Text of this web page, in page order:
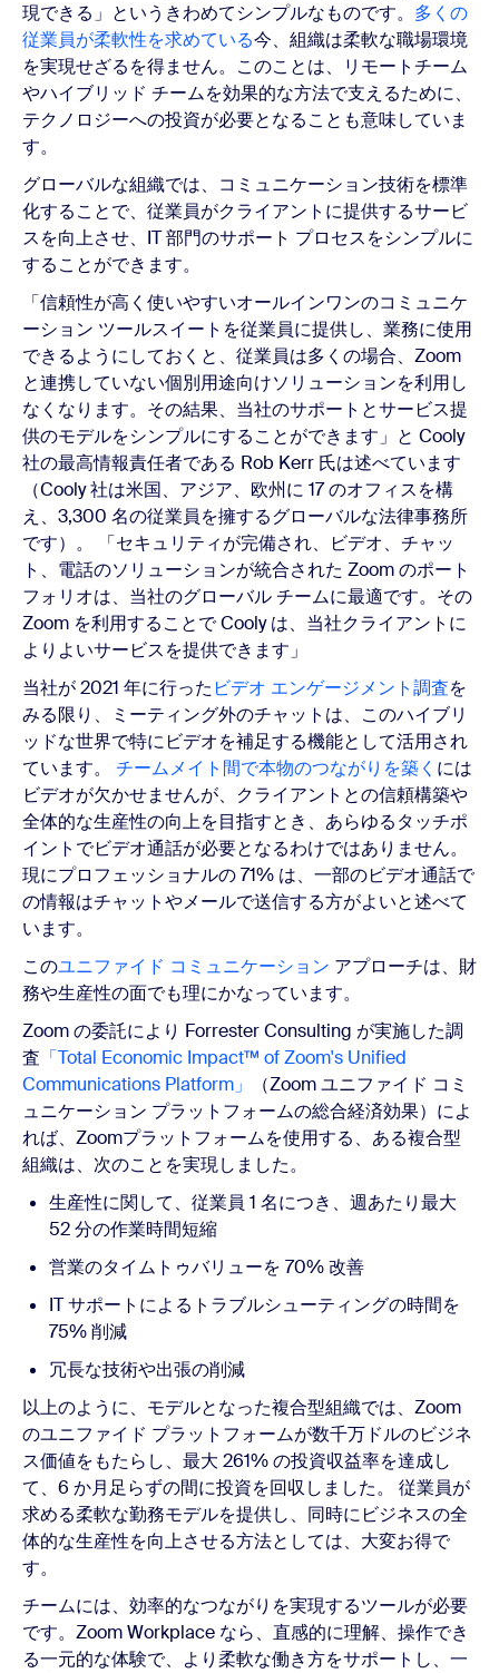
現できる」というきわめてシンプルなものです。 多くの
従業員が柔軟性を求めている今、組織は柔軟な職場環境
を実現せざるを得ません。このことは、リモートチーム
やハイブリッド チームを効果的な方法で支えるために、
テクノロジーへの投資が必要となることも意味していま
す。
グローバルな組織では、コミュニケーション技術を標準
化することで、従業員がクライアントに提供するサービ
スを向上させ、IT 部門のサポート プロセスをシンプルに
することができます。
「信頼性が高く使いやすいオールインワンのコミュニケ
ーション ツールスイートを従業員に提供し、業務に使用
できるようにしておくと、従業員は多くの場合、Zoom
と連携していない個別用途向けソリューションを利用し
なくなります。その結果、当社のサポートとサービス提
供のモデルをシンプルにすることができます」と Cooly
社の最高情報責任者である Rob Kerr 氏は述べています
（Cooly 社は米国、アジア、欧州に 17 のオフィスを構
え、3,300 名の従業員を擁するグローバルな法律事務所
です）。 「セキュリティが完備され、ビデオ、チャッ
ト、電話のソリューションが統合された Zoom のポート
フォリオは、当社のグローバル チームに最適です。その
Zoom を利用することで Cooly は、当社クライアントに
よりよいサービスを提供できます」
当社が 2021 年に行ったビデオ エンゲージメント調査を
みる限り、ミーティング外のチャットは、このハイブリ
ッドな世界で特にビデオを補足する機能として活用され
ています。 チームメイト間で本物のつながりを築く には
ビデオが欠かせませんが、クライアントとの信頼構築や
全体的な生産性の向上を目指すとき、あらゆるタッチポ
イントでビデオ通話が必要となるわけではありません。
現にプロフェッショナルの 71% は、一部のビデオ通話で
の情報はチャットやメールで送信する方がよいと述べて
います。
このユニファイド コミュニケーション アプローチは、財
務や生産性の面でも理にかなっています。
Zoom の委託により Forrester Consulting が実施した調
査 「Total Economic Impact™ of Zoom's Unified
Communications Platform」
（Zoom ユニファイド コミ
ュニケーション プラットフォームの総合経済効果）によ
れば、Zoomプラットフォームを使用する、ある複合型
組織は、次のことを実現しました。
生産性に関して、従業員 1 名につき、週あたり最大
52 分の作業時間短縮
営業のタイムトゥバリューを 70% 改善
IT サポートによるトラブルシューティングの時間を
75% 削減
冗長な技術や出張の削減
以上のように、モデルとなった複合型組織では、Zoom
のユニファイド プラットフォームが数千万ドルのビジネ
ス価値をもたらし、最大 261% の投資収益率を達成し
て、6 か月足らずの間に投資を回収しました。 従業員が
求める柔軟な勤務モデルを提供し、同時にビジネスの全
体的な生産性を向上させる方法としては、大変お得で
す。
チームには、効率的なつながりを実現するツールが必要
です。Zoom Workplace なら、直感的に理解、操作でき
る一元的な体験で、より柔軟な働き方をサポートし、一